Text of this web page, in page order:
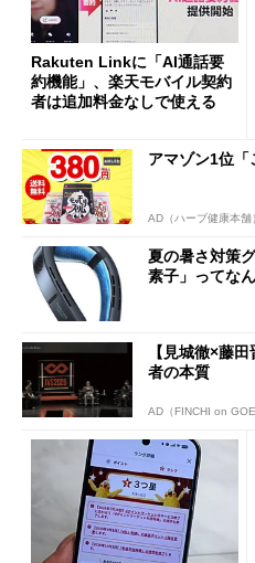
Rakuten Linkに「AI通話要
約機能」、楽天モバイル契約
者は追加料金なしで使える
アマゾン1位
AD（ハーブ健康本舗
夏の暑さ対策
素子」ってな
【見城徹×藤
者の本質
AD（FINCHI on